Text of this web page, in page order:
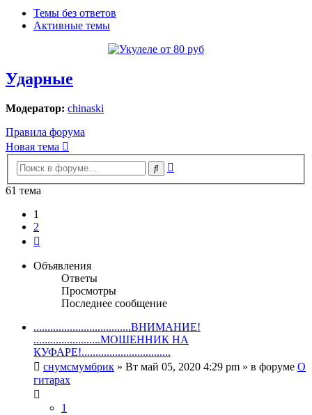
Темы без ответов
Активные темы
Ударные
Модератор: chinaski
Правила форума
Новая тема
Поиск
61 тема
1
2
Объявления
Ответы
Просмотры
Последнее сообщение
...................................ВНИМАНИЕ!
........................МОШЕННИК НА
КУФАРЕ!................................
снумсмумбрик » Вт май 05, 2020 4:29 pm » в форуме О
гитарах
1